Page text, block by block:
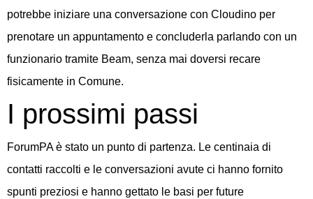
potrebbe iniziare una conversazione con Cloudino per
prenotare un appuntamento e concluderla parlando con un
funzionario tramite Beam, senza mai doversi recare
fisicamente in Comune.
I prossimi passi
ForumPA è stato un punto di partenza. Le centinaia di
contatti raccolti e le conversazioni avute ci hanno fornito
spunti preziosi e hanno gettato le basi per future